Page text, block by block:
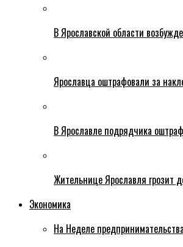
В Ярославской области
Ярославца оштрафовали за
В Ярославле подрядчика
Жительнице Ярославля грозит
Экономика
На Неделе